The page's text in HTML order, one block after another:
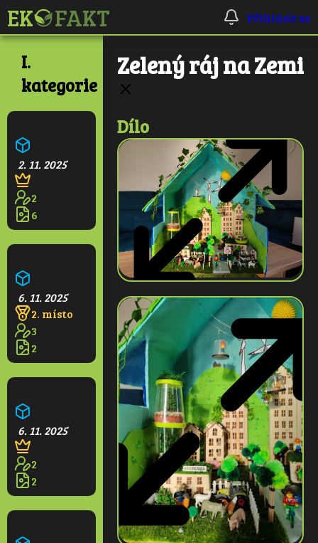
Přihlásit se
I.
kategorie
Ekologická škola
2. 11. 2025
2
6
6. 11. 2025
2. místo
3
2
6. 11. 2025
2
2
Větrná elektrárna
Zelený ráj na Zemi
Dílo